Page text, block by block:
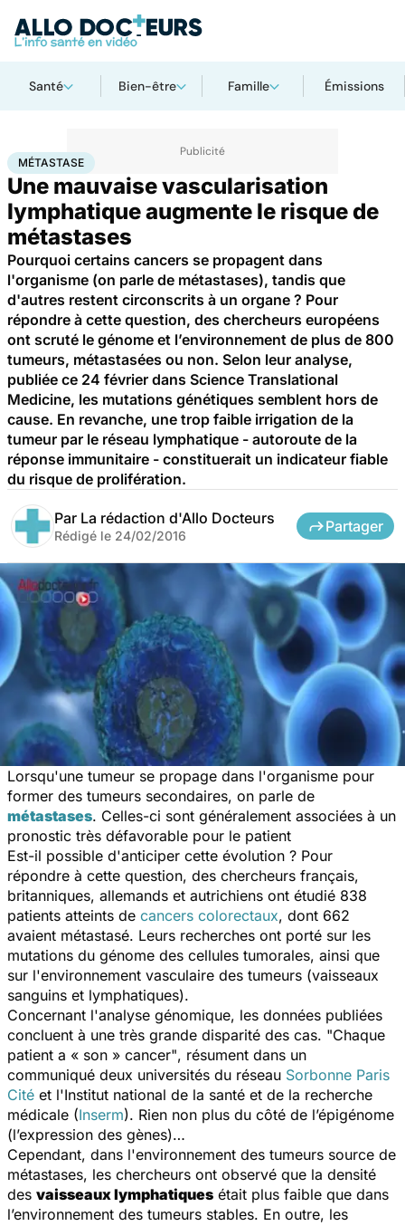
Santé Bien-être Famille Émissions
AccueilSantéMaladies Métastase
MÉTASTASE
Une mauvaise vascularisation
lymphatique augmente le risque de
métastases
Pourquoi certains cancers se propagent dans
l'organisme (on parle de métastases), tandis que
d'autres restent circonscrits à un organe ? Pour
répondre à cette question, des chercheurs européens
ont scruté le génome et l’environnement de plus de 800
tumeurs, métastasées ou non. Selon leur analyse,
publiée ce 24 février dans Science Translational
Medicine, les mutations génétiques semblent hors de
cause. En revanche, une trop faible irrigation de la
tumeur par le réseau lymphatique - autoroute de la
réponse immunitaire - constituerait un indicateur fiable
du risque de prolifération.
Par La rédaction d'Allo Docteurs
Rédigé le 24/02/2016
Partager
Lorsqu'une tumeur se propage dans l'organisme pour
former des tumeurs secondaires, on parle de
métastases. Celles-ci sont généralement associées à un
pronostic très défavorable pour le patient
Est-il possible d'anticiper cette évolution ? Pour
répondre à cette question, des chercheurs français,
britanniques, allemands et autrichiens ont étudié 838
patients atteints de cancers colorectaux, dont 662
avaient métastasé. Leurs recherches ont porté sur les
mutations du génome des cellules tumorales, ainsi que
sur l'environnement vasculaire des tumeurs (vaisseaux
sanguins et lymphatiques).
Concernant l'analyse génomique, les données publiées
concluent à une très grande disparité des cas. "Chaque
patient a « son » cancer", résument dans un
communiqué deux universités du réseau Sorbonne Paris
Cité et l'Institut national de la santé et de la recherche
médicale (Inserm). Rien non plus du côté de l’épigénome
(l’expression des gènes)…
Cependant, dans l'environnement des tumeurs source de
métastases, les chercheurs ont observé que la densité
des vaisseaux lymphatiques était plus faible que dans
l’environnement des tumeurs stables. En outre, les